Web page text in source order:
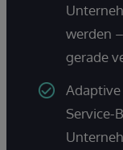
werden
gerade
Service-